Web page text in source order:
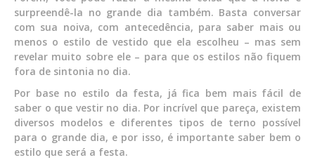
surpreendê-la no grande dia também. Basta conversar
com sua noiva, com antecedência, para saber mais ou
menos o estilo de vestido que ela escolheu – mas sem
revelar muito sobre ele – para que os estilos não fiquem
fora de sintonia no dia.
Por base no estilo da festa, já fica bem mais fácil de
saber o que vestir no dia. Por incrível que pareça, existem
diversos modelos e diferentes tipos de terno possível
para o grande dia, e por isso, é importante saber bem o
estilo que será a festa.